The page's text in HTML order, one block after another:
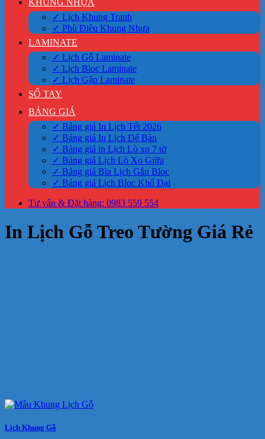
KHUNG NHỰA
✓ Lịch Khung Tranh
✓ Phù Điêu Khung Nhựa
LAMINATE
✓ Lịch Gỗ Laminate
✓ Lịch Bloc Laminate
✓ Lịch Gập Laminate
SỔ TAY
BẢNG GIÁ
✓ Bảng giá In Lịch Tết 2026
✓ Bảng giá In Lịch Để Bàn
✓ Bảng giá in Lịch Lò xo 7 tờ
✓ Bảng giá Lịch Lò Xo Giữa
✓ Bảng giá Bìa Lịch Gắn Bloc
✓ Bảng giá Lịch Bloc Khổ Đại
Tư vấn & Đặt hàng: 0983 559 554
In Lịch Gỗ Treo Tường Giá Rẻ
Lịch Khung Gỗ